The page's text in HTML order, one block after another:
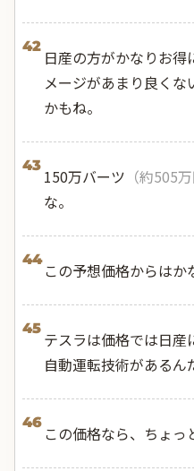
42
日産の方がかなりお得
メージがあまり良く
かもね。
43
150万バーツ （約505万
な。
44
この予想価格からはか
45
テスラは価格では日産
自動運転技術があるん
46
この価格なら、ちょっ